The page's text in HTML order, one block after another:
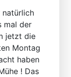
natürlich
mal der
jetzt die
Montag
haben
! Das